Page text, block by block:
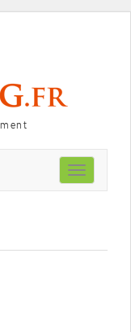
Toggle
navigation